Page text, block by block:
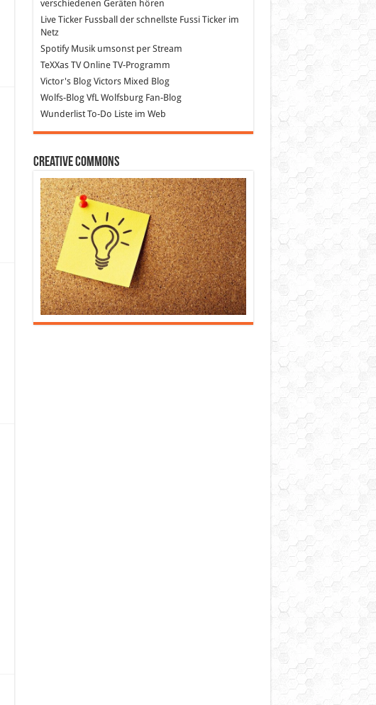
verschiedenen Geräten hören
Live Ticker Fussball
der schnellste Fussi Ticker im
Netz
SpotifyMusik umsonst per Stream
TeXXas TVOnline TV-Programm
Victor's BlogVictors Mixed Blog
Wolfs-BlogVfL Wolfsburg Fan-Blog
WunderlistTo-Do Liste im Web
Creative Commons